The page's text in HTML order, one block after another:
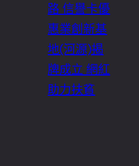
路 信譽卡優
惠業創新基
地(河源)揭
牌成立 網紅
助力扶貧